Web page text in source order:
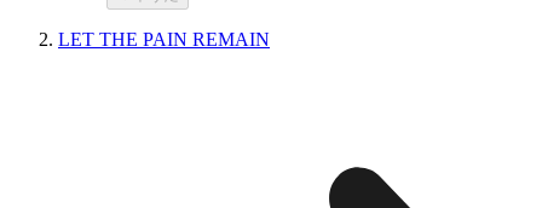
LET THE PAIN REMAIN